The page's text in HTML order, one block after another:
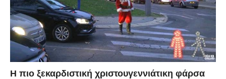
Η πιο ξεκαρδιστική χριστουγεννιάτικη φάρσα